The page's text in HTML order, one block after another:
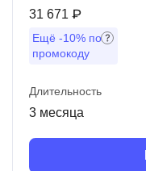
31 671 ₽
Ещё -10% по
промокоду
Длительность
3 месяца